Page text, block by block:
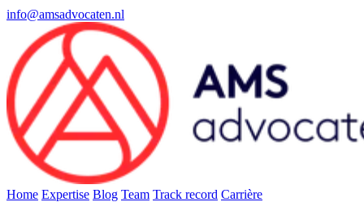
info@amsadvocaten.nl
Home Expertise Blog Team Track record Carrière